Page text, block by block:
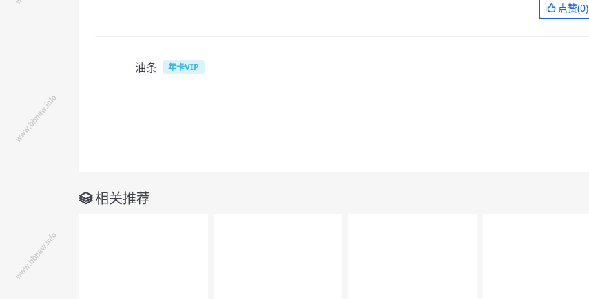
点赞(0)
油条 年卡VIP
相关推荐